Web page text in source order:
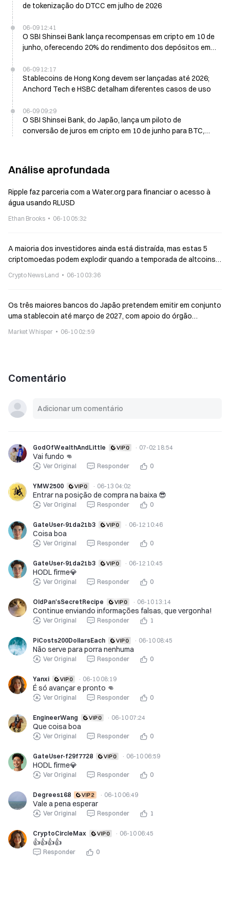
de tokenização do DTCC em julho de 2026
06-09 12:41
O SBI Shinsei Bank lança recompensas em cripto em 10 de
junho, oferecendo 20% do rendimento dos depósitos em
06-09 12:17
Stablecoins de Hong Kong devem ser lançadas até 2026;
Anchord Tech e HSBC detalham diferentes casos de uso
06-09 09:29
O SBI Shinsei Bank, do Japão, lança um piloto de
conversão de juros em cripto em 10 de junho para BTC,
Análise aprofundada
Ripple faz parceria com a Water.org para financiar o acesso à
água usando RLUSD
Ethan Brooks 06-10 05:32
A maioria dos investidores ainda está distraída, mas estas 5
criptomoedas podem explodir quando a temporada de altcoins
Crypto News Land 06-10 03:36
Os três maiores bancos do Japão pretendem emitir em conjunto
uma stablecoin até março de 2027, com apoio do órgão
Market Whisper 06-10 02:59
Comentário
GodOfWealthAndLittle · 07-02 18:54
Vai fundo 👊
Ver Original Responder 0
YMW2500 · 06-13 04:02
Entrar na posição de compra na baixa 😎
Ver Original Responder 0
GateUser-91da21b3 · 06-12 10:46
Coisa boa
Ver Original Responder 0
GateUser-91da21b3 · 06-12 10:45
HODL firme💎
Ver Original Responder 0
OldPan'sSecretRecipe · 06-10 13:14
Continue enviando informações falsas, que vergonha!
Ver Original Responder 1
PiCosts200DollarsEach · 06-10 08:45
Não serve para porra nenhuma
Ver Original Responder 0
Yanxi · 06-10 08:19
É só avançar e pronto 👊
Ver Original Responder 0
EngineerWang · 06-10 07:24
Que coisa boa
Ver Original Responder 0
GateUser-f29f7728 · 06-10 06:59
HODL firme💎
Ver Original Responder 0
Degrees168 · 06-10 06:49
Vale a pena esperar
Ver Original Responder 1
CryptoCircleMax · 06-10 06:45
👍👍👍👍
Responder 0